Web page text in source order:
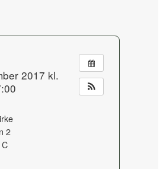
2017 kl.
2